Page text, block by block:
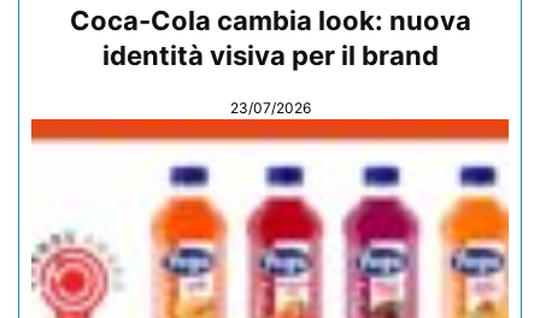
Coca-Cola cambia look: nuova
identità visiva per il brand
23/07/2026